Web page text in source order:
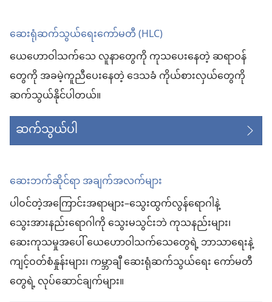
ဆေးရုံဆက်သွယ်ရေးကော်မတီ (HLC)
ယေဟောဝါသက်သေ လူနာတွေကို ကုသပေးနေတဲ့ ဆရာဝန်
တွေကို အခမဲ့ကူညီပေးနေတဲ့ ဒေသခံ ကိုယ်စားလှယ်တွေကို
ဆက်သွယ်နိုင်ပါတယ်။
ဆက်သွယ်ပါ
ဆေးဘက်ဆိုင်ရာ အချက်အလက်များ
ပါဝင်တဲ့အကြောင်းအရာများ–သွေးထွက်လွန်ရောဂါနဲ့
သွေးအားနည်းရောဂါကို သွေးမသွင်းဘဲ ကုသနည်းများ၊
ဆေးကုသမှုအပေါ် ယေဟောဝါသက်သေတွေရဲ့ ဘာသာရေးနဲ့
ကျင့်ဝတ်စံနှုန်းများ၊ ကမ္ဘာချီ ဆေးရုံဆက်သွယ်ရေး ကော်မတီ
တွေရဲ့ လုပ်ဆောင်ချက်များ။